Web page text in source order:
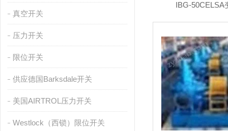
真空开关
压力开关
限位开关
供应德国Barksdale开关
美国AIRTROL压力开关
Westlock（西锁）限位开关
IBG-50CELSA